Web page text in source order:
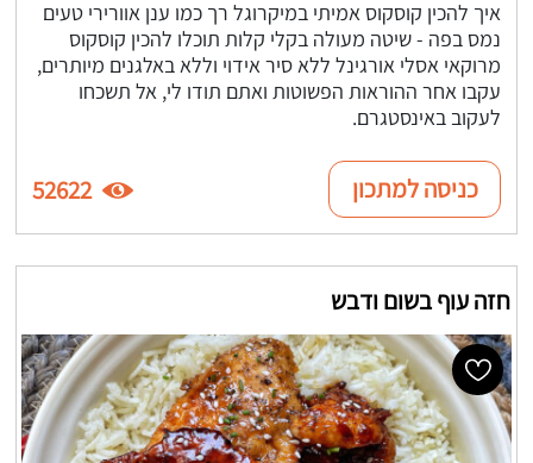
איך להכין קוסקוס אמיתי במיקרוגל רך כמו ענן אוורירי טעים
נמס בפה - שיטה מעולה בקלי קלות תוכלו להכין קוסקוס
מרוקאי אסלי אורגינל ללא סיר אידוי וללא באלגנים מיותרים,
עקבו אחר ההוראות הפשוטות ואתם תודו לי, אל תשכחו
לעקוב באינסטגרם.
כניסה למתכון 52622
חזה עוף בשום ודבש